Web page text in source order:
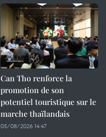
Can Tho renforce la
promotion de son
potentiel touristique sur le
marche thaïlandais
05/08/2026 14:47